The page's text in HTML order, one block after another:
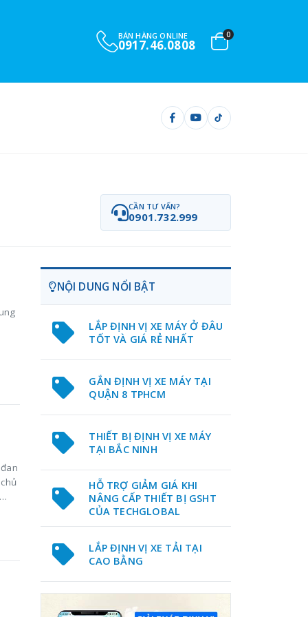
BÁN HÀNG ONLINE
0917.46.0808
0
CẦN TƯ VẤN?
0901.732.999
NỘI DUNG NỔI BẬT
LẮP ĐỊNH VỊ XE MÁY Ở ĐÂU
TỐT VÀ GIÁ RẺ NHẤT
GẮN ĐỊNH VỊ XE MÁY TẠI
QUẬN 8 TPHCM
THIẾT BỊ ĐỊNH VỊ XE MÁY
TẠI BẮC NINH
HỖ TRỢ GIẢM GIÁ KHI
NÂNG CẤP THIẾT BỊ GSHT
CỦA TECHGLOBAL
LẮP ĐỊNH VỊ XE TẢI TẠI
CAO BẰNG